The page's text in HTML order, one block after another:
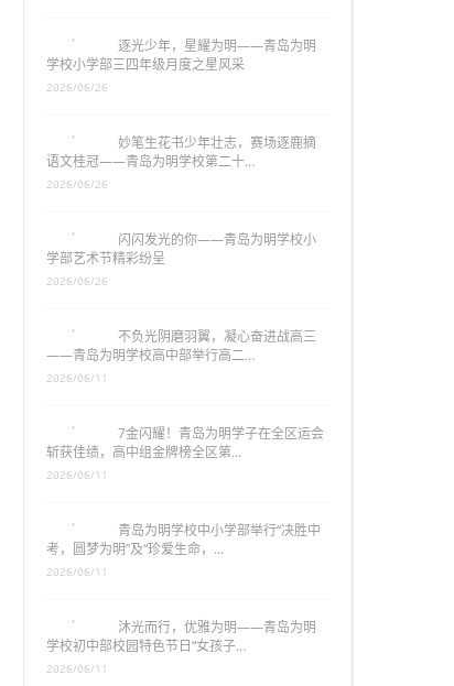
逐光少年，星耀为明——青岛为明
学校小学部三四年级月度之星风采
2026/06/26
妙笔生花书少年壮志，赛场逐鹿摘
语文桂冠——青岛为明学校第二十…
2026/06/26
闪闪发光的你——青岛为明学校小
学部艺术节精彩纷呈
2026/06/26
不负光阴磨羽翼，凝心奋进战高三
——青岛为明学校高中部举行高二…
2026/06/11
7金闪耀！青岛为明学子在全区运会
斩获佳绩，高中组金牌榜全区第…
2026/06/11
青岛为明学校中小学部举行“决胜中
考，圆梦为明”及“珍爱生命，…
2026/06/11
沐光而行，优雅为明——青岛为明
学校初中部校园特色节日“女孩子…
2026/06/11